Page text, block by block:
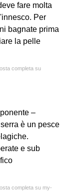
fare molta
Per
bagnate prima
la pelle
completa su
–
è un pesce
e sub
completa su my-